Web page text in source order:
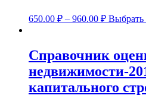
650.00 ₽ – 960.00 ₽ Выбрать
Справочник
недвижимости-
капитального